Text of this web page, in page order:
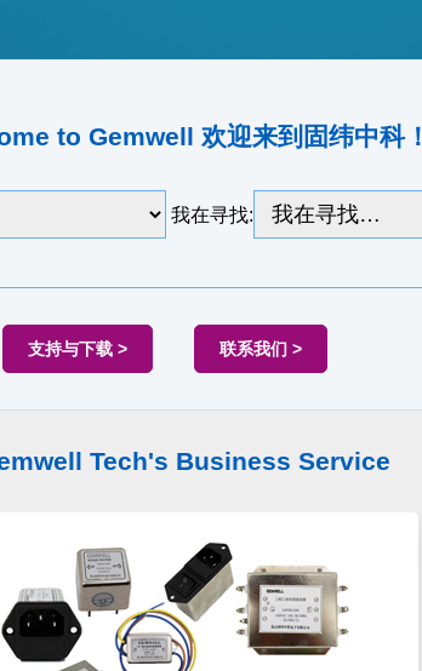
to Gemwell 欢迎来到固纬中科！
我在寻找:
支持与下载 > 联系我们 >
Tech's Business Service